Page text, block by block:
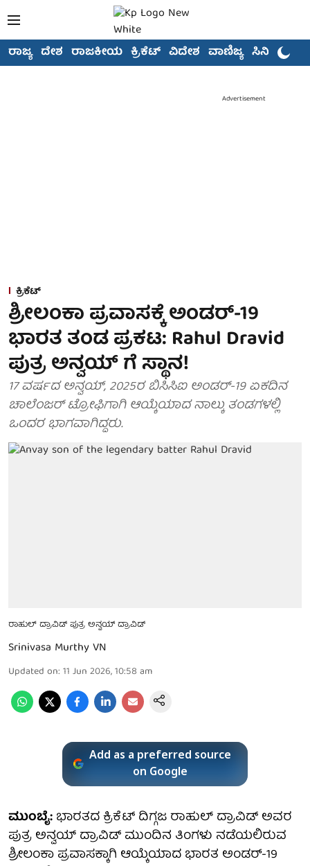
ರಾಜ್ಯ ದೇಶ ರಾಜಕೀಯ ಕ್ರಿಕೆಟ್ ವಿದೇಶ ವಾಣಿಜ್ಯ ಸಿನಿಮಾ
Advertisement
ಕ್ರಿಕೆಟ್
ಶ್ರೀಲಂಕಾ ಪ್ರವಾಸಕ್ಕೆ ಅಂಡರ್-19
ಭಾರತ ತಂಡ ಪ್ರಕಟ: Rahul Dravid
ಪುತ್ರ ಅನ್ವಯ್ ಗೆ ಸ್ಥಾನ!
17 ವರ್ಷದ ಅನ್ವಯ್, 2025ರ ಬಿಸಿಸಿಐ ಅಂಡರ್-19 ಏಕದಿನ
ಚಾಲೆಂಜರ್ ಟ್ರೋಫಿಗಾಗಿ ಆಯ್ಕೆಯಾದ ನಾಲ್ಕು ತಂಡಗಳಲ್ಲಿ
ಒಂದರ ಭಾಗವಾಗಿದ್ದರು.
ರಾಹುಲ್ ದ್ರಾವಿಡ್ ಪುತ್ರ ಅನ್ವಯ್ ದ್ರಾವಿಡ್
Srinivasa Murthy VN
Updated on: 11 Jun 2026, 10:58 am
Add as a preferred source
on Google
ಮುಂಬೈ:ಭಾರತದ ಕ್ರಿಕೆಟ್ ದಿಗ್ಗಜ ರಾಹುಲ್ ದ್ರಾವಿಡ್ ಅವರ
ಪುತ್ರ ಅನ್ವಯ್ ದ್ರಾವಿಡ್ ಮುಂದಿನ ತಿಂಗಳು ನಡೆಯಲಿರುವ
ಶ್ರೀಲಂಕಾ ಪ್ರವಾಸಕ್ಕಾಗಿ ಆಯ್ಕೆಯಾದ ಭಾರತ ಅಂಡರ್-19